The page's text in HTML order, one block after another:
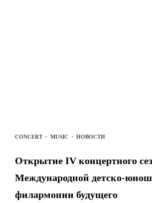
CONCERT· MUSIC · НОВОСТИ
Открытие IV концертного
Международной детско-
филармонии будущего